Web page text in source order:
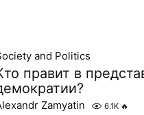
and Politics
правит в
Zamyatin 6.1K 🔥